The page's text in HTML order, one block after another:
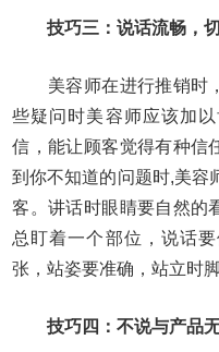
技巧三：说话流畅，切
美容师在进行推销时，
些疑问时美容师应该加
信，能让顾客觉得有种信
到你不知道的问题时,美容
客。讲话时眼睛要自然的
总盯着一个部位，说话
张，站姿要准确，站立时
技巧四：不说与产品无